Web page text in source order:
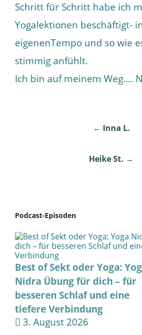
Schritt für Schritt habe ich
Yogalektionen beschäftigt-
eigenenTempo und so wie
stimmig anfühlt.
Ich bin auf meinem Weg….
navigation
← Inna L.
Heike St. →
Podcast-Episoden
Best of Sekt oder Yoga:
Nidra Übung für dich – für
besseren Schlaf und eine
tiefere Verbindung
3. August 2026